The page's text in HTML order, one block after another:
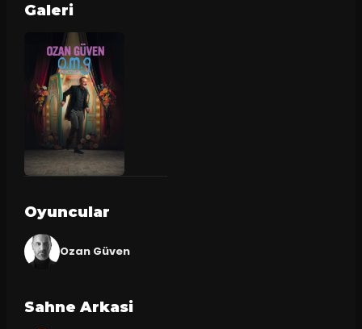
Galeri
Oyuncular
Ozan Güven
Sahne Arkasi